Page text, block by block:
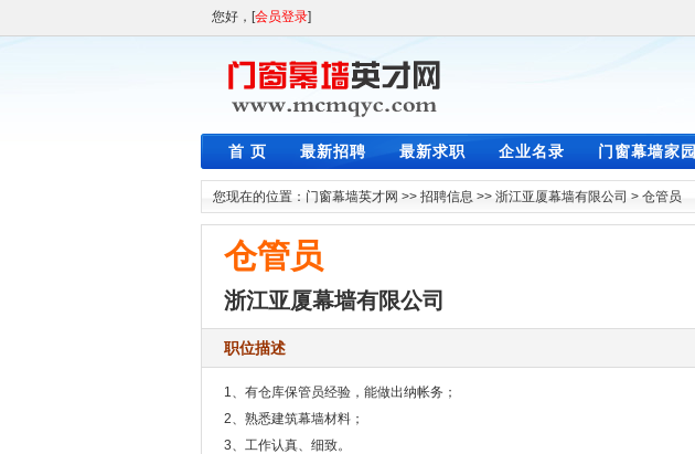
您好，[会员登录]
首 页 最新招聘 最新求职 企业名录 门窗幕墙家园
您现在的位置： 门窗幕墙英才网 >> 招聘信息 >> 浙江亚厦幕墙有限公司 > 仓管员
仓管员
浙江亚厦幕墙有限公司
职位描述
1、有仓库保管员经验，能做出纳帐务；
2、熟悉建筑幕墙材料；
3、工作认真、细致。